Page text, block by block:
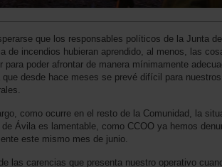
que los responsables políticos de la Junta
de incendios hubieran aprendido, al menos, las
para poder afrontar de manera mínimamente
que desde hace meses se prevé difícil para
como ocurre en el resto de la Comunidad, la
de Ávila es lamentable, como CCOO ya hemos
este mismo mes de junio.
las carencias que presenta nuestro operativo